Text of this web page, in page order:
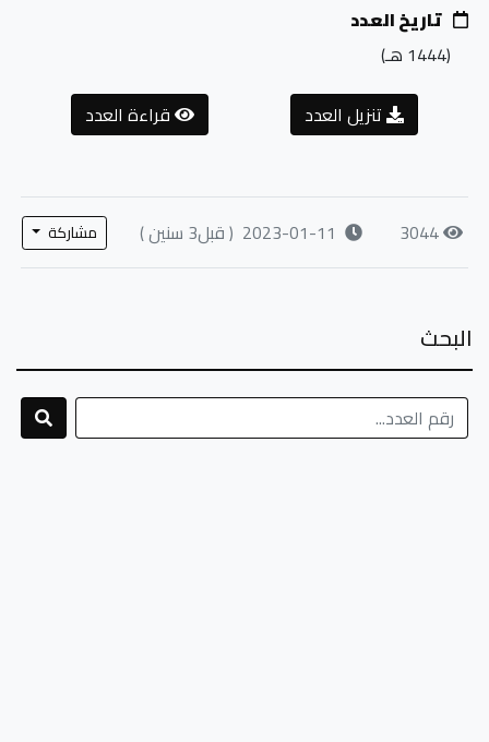
تاريخ العدد
(1444
هـ)
تنزيل العدد
قراءة العدد
3044
2023-01-11 ( قبل3 سنين ) مشاركة
البحث